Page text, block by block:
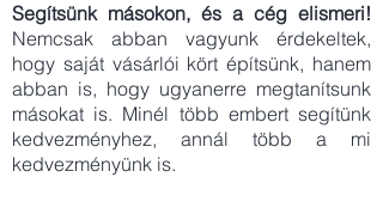
Segítsünk másokon, és a cég elismeri!
Nemcsak abban vagyunk érdekeltek,
hogy saját vásárlói kört építsünk, hanem
abban is, hogy ugyanerre megtanítsunk
másokat is. Minél több embert segítünk
kedvezményhez, annál több a mi
kedvezményünk is.